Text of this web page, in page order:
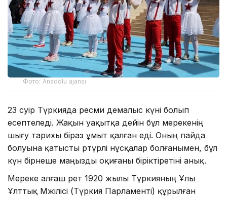
Фото: Anadolu ajansı
23 сәуір Түркияда ресми демалыс күні болып
есептеледі. Жақын уақытқа дейін бұл мерекенің
шығу тарихы біраз ұмыт қалған еді. Оның пайда
болуына қатысты әртүрлі нұсқалар болғанымен, бұл
күн бірнеше маңызды оқиғаны біріктіретіні анық.
Мереке алғаш рет 1920 жылы Түркияның Ұлы
Ұлттық Мәжілісі (Түркия Парламенті) құрылған